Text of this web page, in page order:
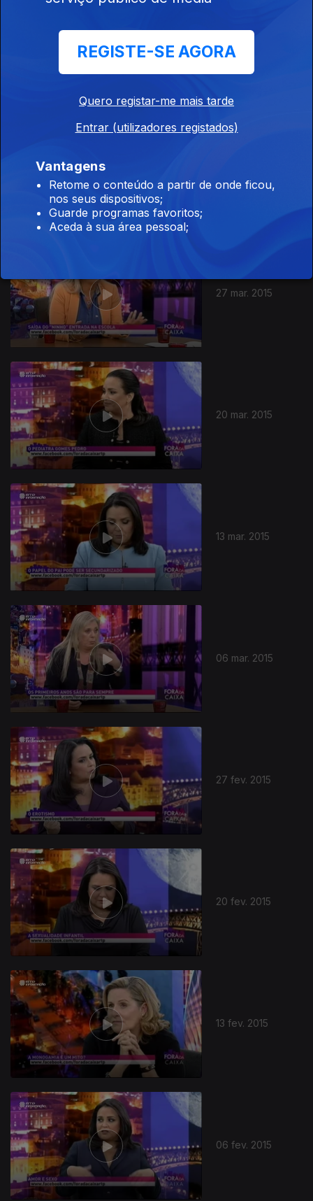
10 abr. 2015
27 mar. 2015
20 mar. 2015
13 mar. 2015
06 mar. 2015
27 fev. 2015
185805
20 fev. 2015
13 fev. 2015
06 fev. 2015
REGISTE-SE AGORA
Quero registar-me mais tarde
Entrar (utilizadores registados)
Vantagens
Retome o conteúdo a partir de onde ficou,
nos seus dispositivos;
Guarde programas favoritos;
Aceda à sua área pessoal;